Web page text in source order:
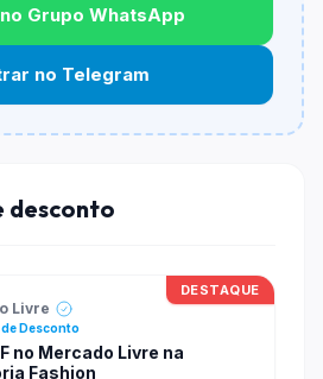
produto?
Depende de itens participantes
ou produtos especificos podem
Grupo WhatsApp
no Telegram
desconto
DESTAQUE
Livre
Desconto
no Mercado Livre na
Fashion